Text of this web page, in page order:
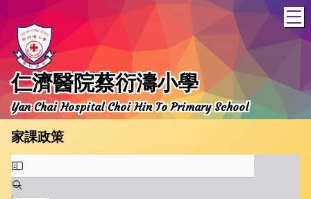
仁濟醫院蔡衍濤小學
Yan Chai Hospital Choi Hin To Primary School
家課政策